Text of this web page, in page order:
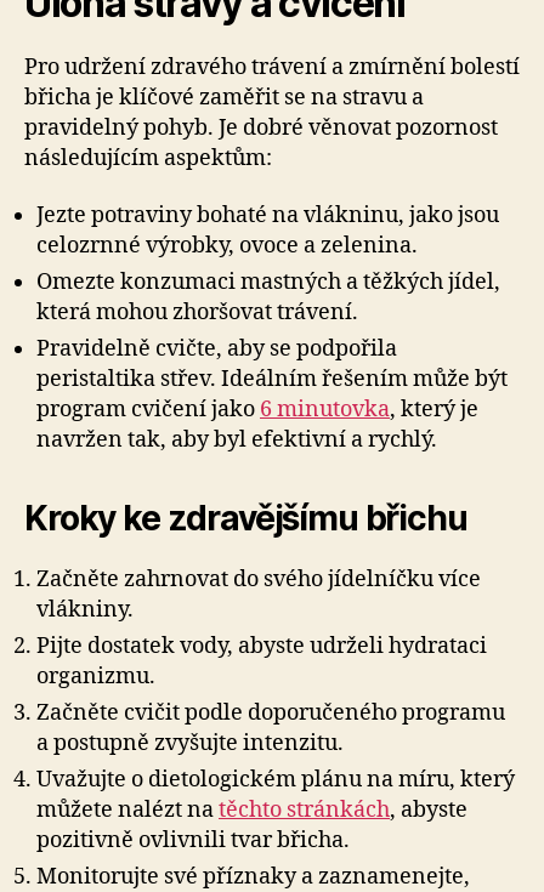
Pro udržení zdravého trávení a zmírnění bolestí
břicha je klíčové zaměřit se na stravu a
pravidelný pohyb. Je dobré věnovat pozornost
následujícím aspektům:
Jezte potraviny bohaté na vlákninu, jako jsou
celozrnné výrobky, ovoce a zelenina.
Omezte konzumaci mastných a těžkých jídel,
která mohou zhoršovat trávení.
Pravidelně cvičte, aby se podpořila
peristaltika střev. Ideálním řešením může být
program cvičení jako 6 minutovka, který je
navržen tak, aby byl efektivní a rychlý.
Kroky ke zdravějšímu břichu
Začněte zahrnovat do svého jídelníčku více
vlákniny.
Pijte dostatek vody, abyste udrželi hydrataci
organizmu.
Začněte cvičit podle doporučeného programu
a postupně zvyšujte intenzitu.
Uvažujte o dietologickém plánu na míru, který
můžete nalézt natěchto stránkách, abyste
pozitivně ovlivnili tvar břicha.
Monitorujte své příznaky a zaznamenejte,